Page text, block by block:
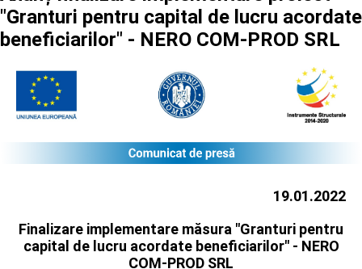
"Granturi pentru capital de lucru acordate
beneficiarilor" - NERO COM-PROD SRL
19.01.2022
Finalizare implementare măsura "Granturi pentru
capital de lucru acordate beneficiarilor" - NERO
COM-PROD SRL